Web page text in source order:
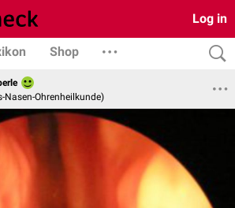
Log in
Shop
Nasen-Ohrenheilkunde)